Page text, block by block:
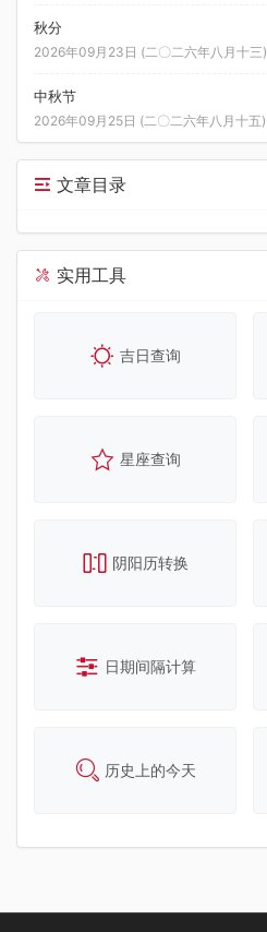
秋分
2026年09月23日 (二〇二六年八月十三)
中秋节
2026年09月25日 (二〇二六年八月十五)
文章目录
实用工具
吉日查询
星座查询
阴阳历转换
日期间隔计算
历史上的今天